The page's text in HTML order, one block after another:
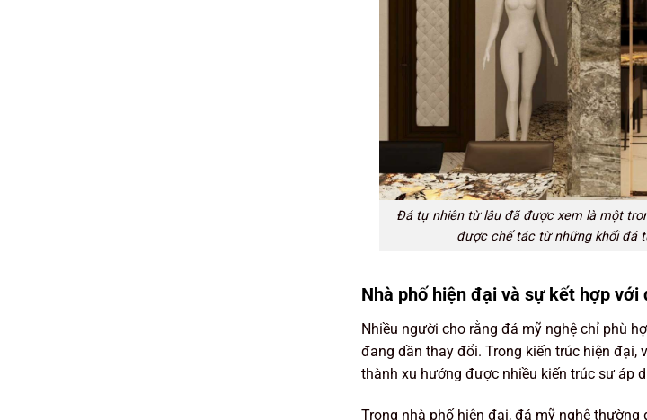
Đá tự nhiên từ lâu đã được xem là một
được chế tác từ những khối đá
Nhà phố hiện đại và sự kết hợp với
Nhiều người cho rằng đá mỹ nghệ chỉ phù
đang dần thay đổi. Trong kiến trúc hiện đại,
thành xu hướng được nhiều kiến trúc sư áp
Trong nhà phố hiện đại, đá mỹ nghệ